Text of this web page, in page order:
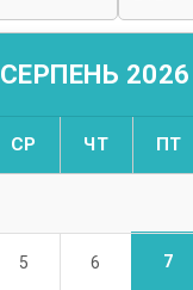
СЕРПЕНЬ 2026
СР ЧТ ПТ
5 6 7